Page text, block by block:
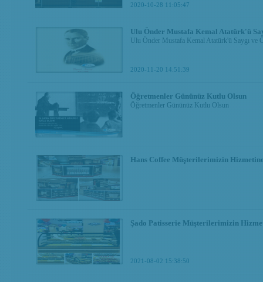
2020-10-28 11:05:47
Ulu Önder Mustafa Kemal Atatürk'ü
Ulu Önder Mustafa Kemal Atatürk'ü Saygı ve
2020-11-20 14:51:39
Öğretmenler Gününüz Kutlu Olsun
Öğretmenler Gününüz Kutlu Olsun
Hans Coffee Müşterilerimizin Hizmetine
Şado Patisserie Müşterilerimizin
2021-08-02 15:38:50